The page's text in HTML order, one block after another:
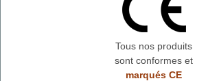
Tous nos produits
sont conformes et
marqués CE